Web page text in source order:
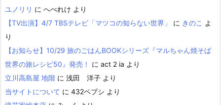
ユノリリ に へべれけ より
【TV出演】4/7 TBSテレビ「マツコの知らない世界」
に きのこ よ
り
【お知らせ】10/29 旅のごはんBOOKシリーズ『マルちゃん焼そば
世界の旅レシピ50』発売！
に act 2 ia より
立川高島屋 地階 に 浅田 洋子 より
当サイトについて に 432ペプシ より